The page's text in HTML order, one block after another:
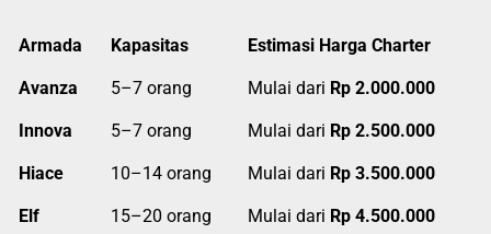
Armada Kapasitas Estimasi Harga Charter
Avanza 5–7 orang Mulai dari Rp 2.000.000
Innova 5–7 orang Mulai dari Rp 2.500.000
Hiace 10–14 orang Mulai dari Rp 3.500.000
Elf 15–20 orang Mulai dari Rp 4.500.000